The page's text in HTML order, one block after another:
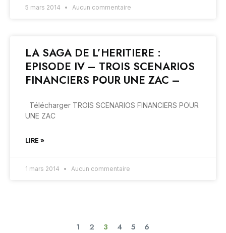
5 mars 2014 Aucun commentaire
LA SAGA DE L’HERITIERE :
EPISODE IV – TROIS SCENARIOS
FINANCIERS POUR UNE ZAC –
Télécharger TROIS SCENARIOS FINANCIERS POUR
UNE ZAC
LIRE »
1 mars 2014 Aucun commentaire
1 2 3 4 5 6